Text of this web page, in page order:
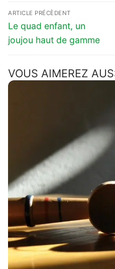
Navigation
de
l’article
ARTICLE PRÉCÈDENT
Previous
post:
Le quad enfant, un
joujou haut de gamme
VOUS AIMEREZ